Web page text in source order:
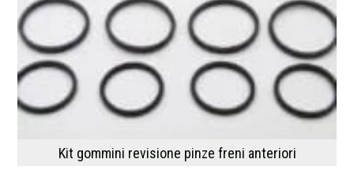
Kit gommini revisione pinze freni anteriori